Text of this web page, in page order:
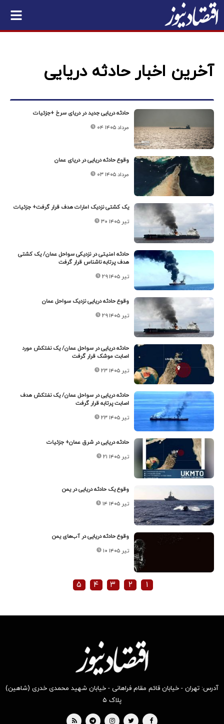
آخرین اخبار حادثه دریایی
حادثه دریایی جدید در دریای سرخ +جزئیات
۰۴ مرداد ۱۴۰۵
وقوع حادثه دریایی در دریای عمان
۰۳ مرداد ۱۴۰۵
یک کشتی نزدیک امارات هدف قرار گرفت+ جزئیات
۳۰ تیر ۱۴۰۵
حادثه امنیتی در نزدیکی سواحل عمان/ یک کشتی
هدف پرتابه ناشناس قرار گرفت
۲۹ تیر ۱۴۰۵
وقوع حادثه دریایی نزدیک سواحل عمان
۲۹ تیر ۱۴۰۵
حادثه دریایی در سواحل عمان/ یک نفتکش مورد
اصابت موشک قرار گرفت
۲۳ تیر ۱۴۰۵
حادثه دریایی در سواحل عمان/ یک نفتکش هدف
اصابت پرتابه قرار گرفت
۲۳ تیر ۱۴۰۵
حادثه دریایی در شرق عمان+ جزئیات
۲۱ تیر ۱۴۰۵
وقوع یک حادثه دریایی در یمن
۱۴ تیر ۱۴۰۵
وقوع حادثه دریایی در آب‌های یمن
۱۰ تیر ۱۴۰۵
۱ ۲ ۳ ۴ ۵
آدرس: تهران - خیابان قائم مقام فراهانی - خیابان شهید محمدی خدری (شاهین)
پلاک ۵